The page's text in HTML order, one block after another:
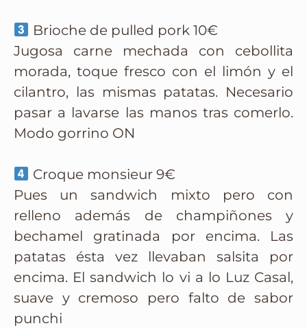
Brioche de pulled pork 10€
Jugosa carne mechada con cebollita
morada, toque fresco con el limón y el
cilantro, las mismas patatas. Necesario
pasar a lavarse las manos tras comerlo.
Modo gorrino ON
Croque monsieur 9€
Pues un sandwich mixto pero con
relleno además de champiñones y
bechamel gratinada por encima. Las
patatas ésta vez llevaban salsita por
encima. El sandwich lo vi a lo Luz Casal,
suave y cremoso pero falto de sabor
punchi